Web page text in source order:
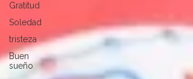
Gratitud
Soledad
tristeza
Buen
sueño